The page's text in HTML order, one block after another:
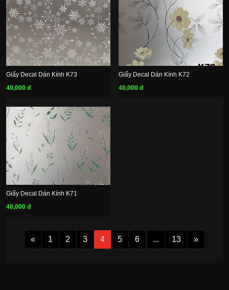
Giấy Decal Dán Kính K73
40,000 đ
Giấy Decal Dán Kính K72
40,000 đ
Giấy Decal Dán Kính K71
40,000 đ
« 1 2 3 4 5 6 ... 13 »